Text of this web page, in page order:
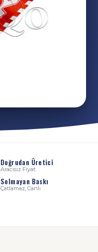
Doğrudan Üretici
Aracısız Fiyat
Solmayan Baskı
Çatlamaz, Canlı